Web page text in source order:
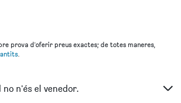
prova d'oferir preus exactes; de totes maneres,
.
n'és el venedor.